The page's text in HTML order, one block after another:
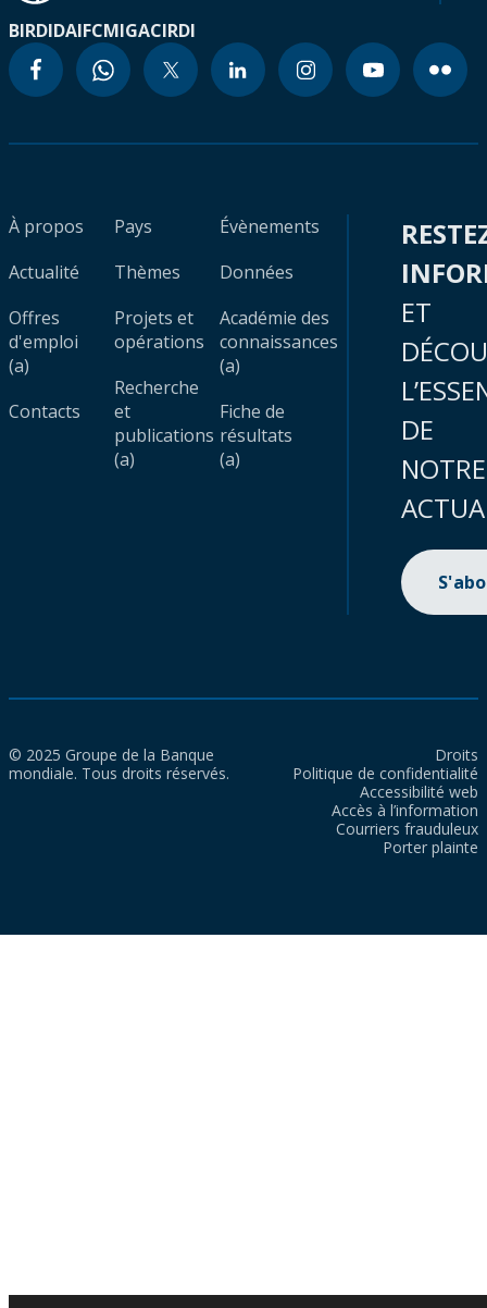
BIRDIDAIFCMIGACIRDI
À propos
Actualité
Offres
d'emploi
(a)
Contacts
Pays
Thèmes
Projets et
opérations
Recherche
et
publications
(a)
Évènements
Données
Académie des
connaissances
(a)
Fiche de
résultats
(a)
ET
DE
NOTRE
© 2025 Groupe de la Banque
mondiale. Tous droits réservés.
Droits
Politique de confidentialité
Accessibilité web
Accès à l’information
Courriers frauduleux
Porter plainte